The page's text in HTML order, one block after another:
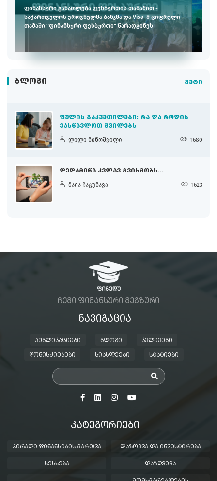
ფინანსური განათლება ფეხბურთის თამაშით -
საქართველოს ეროვნულმა ბანკმა და Visa-მ ციფრული
თამაში "ფინანსური ფეხბურთი" წარადგინეს
ᲑᲚᲝᲒᲘ მეტი
ᲤᲣᲚᲘᲡ ᲒᲐᲙᲕᲔᲗᲘᲚᲔᲑᲘ: ᲠᲐ ᲓᲐ ᲠᲝᲓᲘᲡ
ᲕᲐᲡᲬᲐᲕᲚᲝᲗ ᲨᲕᲘᲚᲔᲑᲡ
ლილი ნინოშვილი 1680
ᲓᲔᲓᲐᲛᲘᲬᲐ ᲙᲕᲚᲐᲕ ᲒᲕᲘᲮᲛᲝᲑᲡ...
მაია ჩაგუნავა 1623
ᲩᲔᲛᲘ ᲤᲘᲜᲐᲜᲡᲣᲠᲘ ᲛᲔᲒᲖᲣᲠᲘ
ᲜᲐᲕᲘᲒᲐᲪᲘᲐ
ᲞᲣᲑᲚᲘᲙᲐᲪᲘᲔᲑᲘ ᲑᲚᲝᲒᲘ ᲙᲕᲚᲔᲕᲔᲑᲘ
ᲦᲝᲜᲘᲡᲫᲘᲔᲑᲔᲑᲘ ᲡᲘᲐᲮᲚᲔᲔᲑᲘ ᲡᲢᲐᲢᲘᲔᲑᲘ
ᲙᲐᲢᲔᲒᲝᲠᲘᲔᲑᲘ
ᲞᲘᲠᲐᲓᲘ ᲤᲘᲜᲐᲜᲡᲔᲑᲘᲡ ᲛᲐᲠᲗᲕᲐ ᲓᲐᲖᲝᲒᲕᲐ ᲓᲐ ᲘᲜᲕᲔᲡᲢᲘᲠᲔᲑᲐ
ᲡᲔᲡᲮᲔᲑᲐ ᲓᲐᲖᲦᲕᲔᲕᲐ